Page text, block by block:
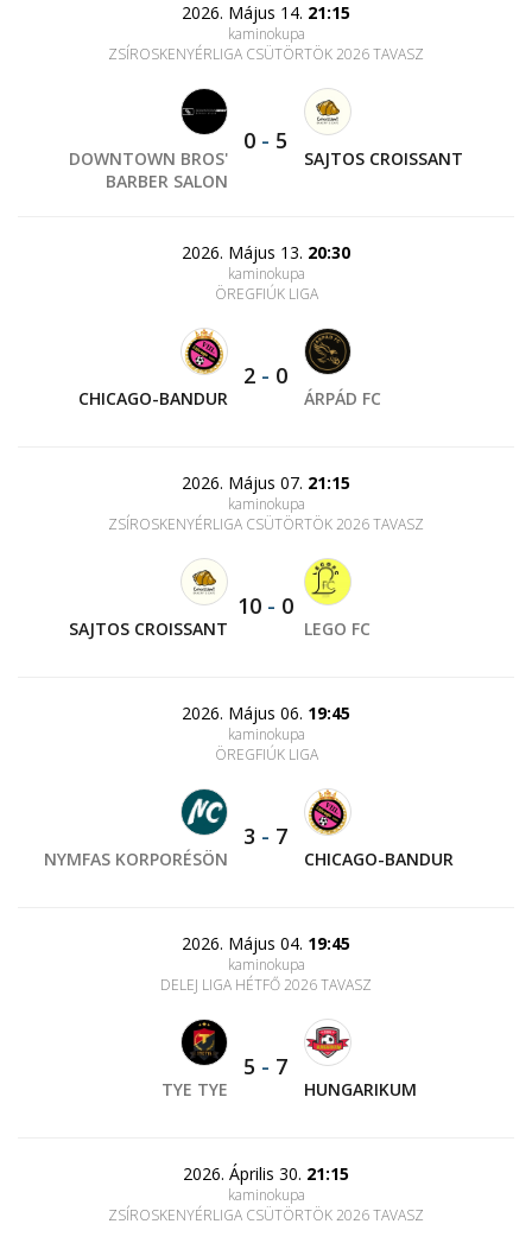
2026. Május 14. 21:15
kaminokupa
ZSÍROSKENYÉRLIGA CSÜTÖRTÖK 2026 TAVASZ
DOWNTOWN BROS'
BARBER SALON
0 - 5
SAJTOS CROISSANT
2026. Május 13. 20:30
kaminokupa
ÖREGFIÚK LIGA
CHICAGO-BANDUR
2 - 0
ÁRPÁD FC
2026. Május 07. 21:15
kaminokupa
ZSÍROSKENYÉRLIGA CSÜTÖRTÖK 2026 TAVASZ
SAJTOS CROISSANT
10 - 0
LEGO FC
2026. Május 06. 19:45
kaminokupa
ÖREGFIÚK LIGA
NYMFAS KORPORÉSÖN
3 - 7
CHICAGO-BANDUR
2026. Május 04. 19:45
kaminokupa
DELEJ LIGA HÉTFŐ 2026 TAVASZ
TYE TYE
5 - 7
HUNGARIKUM
2026. Április 30. 21:15
kaminokupa
ZSÍROSKENYÉRLIGA CSÜTÖRTÖK 2026 TAVASZ